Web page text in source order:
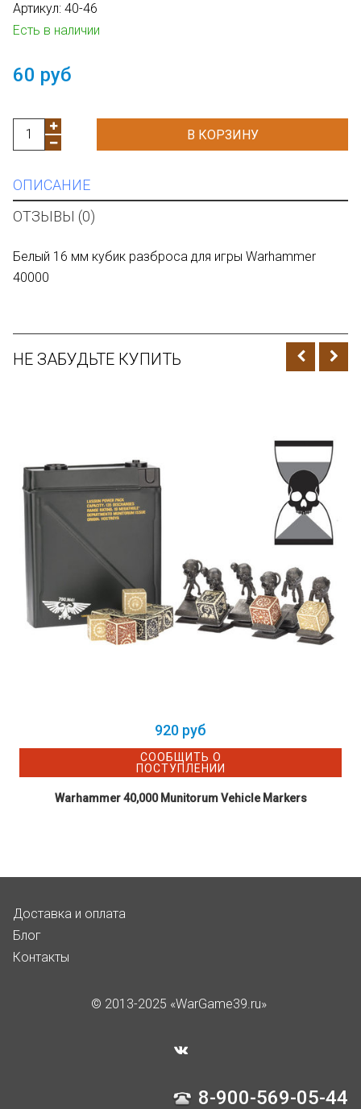
Артикул: 40-46
Есть в наличии
60 руб
В КОРЗИНУ
ОПИСАНИЕ
ОТЗЫВЫ (0)
Белый 16 мм кубик разброса для игры Warhammer
40000
НЕ ЗАБУДЬТЕ КУПИТЬ
920 руб
СООБЩИТЬ О
ПОСТУПЛЕНИИ
Warhammer 40,000 Munitorum Vehicle Markers
Доставка и оплата
Блог
Контакты
© 2013-2025 «WarGame39.ru»
8-900-569-05-44